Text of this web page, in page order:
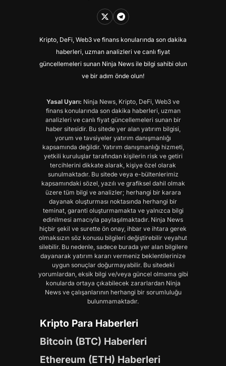
Kripto, DeFi, Web3 ve finans konularında son dakika
haberleri, uzman analizleri ve canlı fiyat
güncellemeleri sunan Ninja News ile bilgi sahibi olun
ve bir adım önde olun!
Yasal Uyarı: Ninja News, Kripto, DeFi, Web3 ve
finans konularında son dakika haberleri, uzman
analizleri ve canlı fiyat güncellemeleri sunan bir
haber sitesidir. Bu sitede yer alan yatırım bilgisi,
yorum ve tavsiyeler yatırım danışmanlığı
kapsamında değildir. Yatırım danışmanlığı hizmeti,
yetkili kuruluşlar tarafından kişilerin risk ve getiri
tercihlerini dikkate alarak, kişiye özel olarak
sunulmaktadır. Bu sitede veya e-bültenlerimiz
kapsamındaki sözel, yazılı ve grafiksel dahil olmak
üzere tüm bilgi ve analizler; herhangi bir karara
dayanak oluşturması noktasında herhangi bir
teminat, garanti oluşturmamakta ve yalnızca bilgi
edinilmesi amacıyla paylaşılmaktadır. Ninja News
hiçbir şekil ve surette ön onay, ihbar ve ihtara gerek
olmaksızın söz konusu bilgileri değiştirebilir veyahut
silebilir. Bu nedenle, sadece burada yer alan bilgilere
dayanarak yatırım kararı vermeniz beklentilerinize
uygun sonuçlar doğurmayabilir. Bu sitedeki
yorumlardan, eksik bilgi ve/veya güncel olmama gibi
konularda ortaya çıkabilecek zararlardan Ninja
News ve çalışanlarının herhangi bir sorumluluğu
bulunmamaktadır.
Kripto Para Haberleri
Bitcoin (BTC) Haberleri
Ethereum (ETH) Haberleri